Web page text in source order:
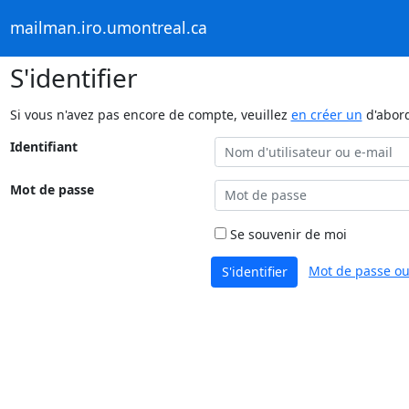
mailman.iro.umontreal.ca
S'identifier
Si vous n'avez pas encore de compte, veuillez en créer un
Identifiant
Mot de passe
Se souvenir de moi
S'identifier Mot de passe